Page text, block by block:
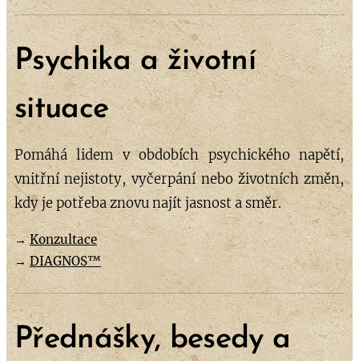
Psychika a životní
situace
Pomáhá lidem v obdobích psychického napětí,
vnitřní nejistoty, vyčerpání nebo životních změn,
kdy je potřeba znovu najít jasnost a směr.
→Konzultace
→DIAGNOS™
Přednášky, besedy a